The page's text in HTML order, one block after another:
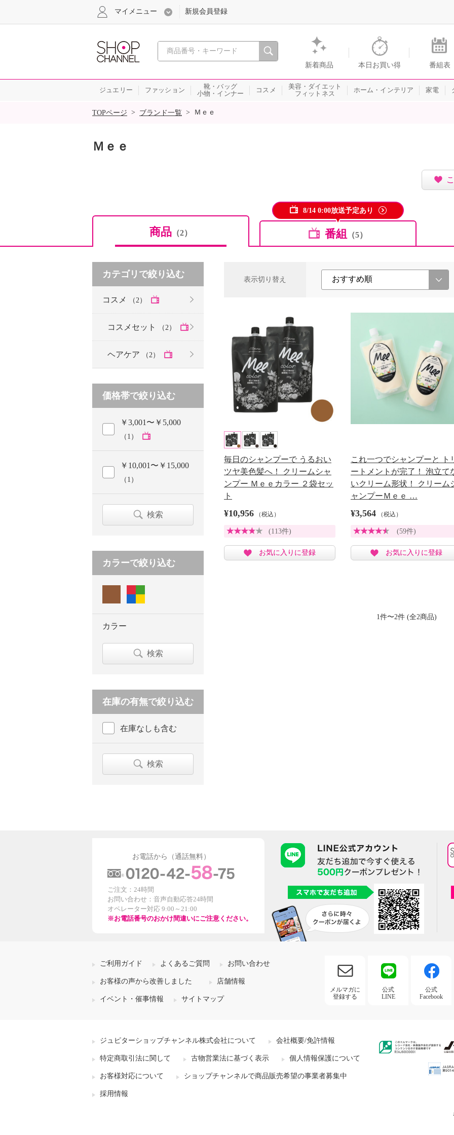
心おどる、瞬間を。通販・テレビショッピングのショップチャンネル
新着商品 本日お買い得 番組表
マイメニュー 新規会員登録
ジュエリー ファッション
靴・バッグ
小物・インナー
コスメ
美容・ダイエット
フィットネス
ホーム・インテリア 家電
SALE
TOPページ > ブランド一覧 > Ｍｅｅ
Ｍｅｅ
商品 （2） 番組 （5）
8/14 0:00放送予定あり
表示切り替え
毎日のシャンプーで うるおい
ツヤ美色髪へ！ クリームシャ
ンプー Ｍｅｅカラー ２袋セッ
ト
¥10,956 （税込）
(113件)
お気に入りに登録
これ一つでシャンプーと ト
ートメントが完了！ 泡立て
いクリーム形状！ クリーム
ャンプーＭｅｅ …
¥3,564 （税込）
(59件)
お気に入りに登録
1件〜2件 (全2商品)
カテゴリで絞り込む
コスメ （2）
コスメセット （2）
ヘアケア （2）
価格帯で絞り込む
￥3,001〜￥5,000
（1）
￥10,001〜￥15,000
（1）
検索
カラーで絞り込む
カラー
検索
在庫の有無で絞り込む
在庫なしも含む
検索
お電話から（通話無料）
ご注文：24時間
お問い合わせ：音声自動応答24時間
オペレーター対応 9:00～21:00
※お電話番号のおかけ間違いにご注意ください。
ご利用ガイド よくあるご質問 お問い合わせ
お客様の声から改善しました 店舗情報
イベント・催事情報 サイトマップ
メルマガに
登録する
公式
LINE
公式
Facebook
ジュピターショップチャンネル株式会社について 会社概要/免許情報
特定商取引法に関して 古物営業法に基づく表示 個人情報保護について
お客様対応について ショップチャンネルで商品販売希望の事業者募集中
採用情報